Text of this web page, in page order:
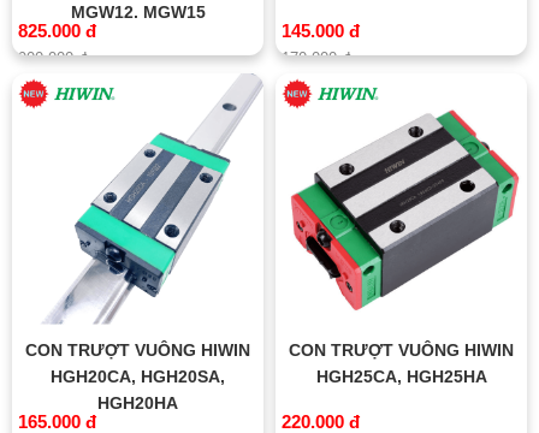
MGW12, MGW15
825.000 đ
900.000 đ
145.000 đ
170.000 đ
CON TRƯỢT VUÔNG HIWIN
HGH20CA, HGH20SA,
HGH20HA
165.000 đ
CON TRƯỢT VUÔNG HIWIN
HGH25CA, HGH25HA
220.000 đ